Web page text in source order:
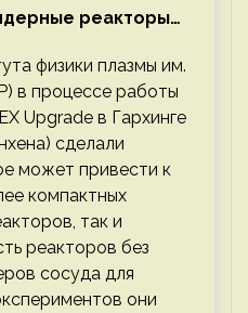
реакторы
физики плазмы им.
в процессе работы
Upgrade в Гархинге
сделали
может привести к
компактных
так и
реакторов без
сосуда для
они